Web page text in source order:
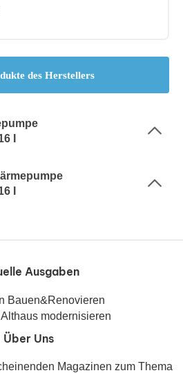
des Herstellers
I
I
Ausgaben
Über Uns
Magazinen zum Thema